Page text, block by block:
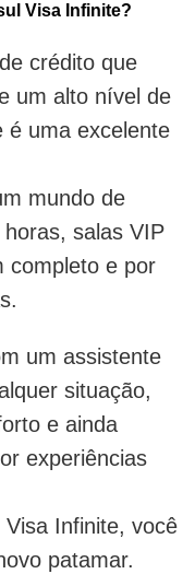
Visa Infinite?
crédito que
um alto nível de
é uma excelente
mundo de
salas VIP
completo e por
um assistente
situação,
e ainda
experiências
Infinite, você
patamar.